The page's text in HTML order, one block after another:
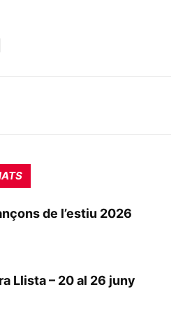
de l’estiu 2026
Llista – 20 al 26 juny